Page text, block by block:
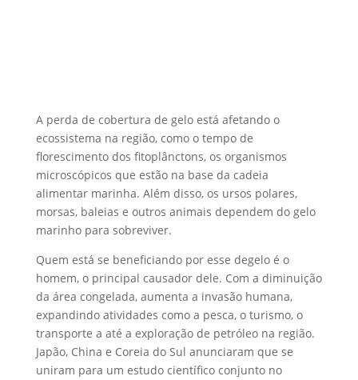
A perda de cobertura de gelo está afetando o
ecossistema na região, como o tempo de
florescimento dos fitoplânctons, os organismos
microscópicos que estão na base da cadeia
alimentar marinha. Além disso, os ursos polares,
morsas, baleias e outros animais dependem do gelo
marinho para sobreviver.
Quem está se beneficiando por esse degelo é o
homem, o principal causador dele. Com a diminuição
da área congelada, aumenta a invasão humana,
expandindo atividades como a pesca, o turismo, o
transporte a até a exploração de petróleo na região.
Japão, China e Coreia do Sul anunciaram que se
uniram para um estudo científico conjunto no